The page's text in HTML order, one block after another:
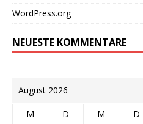
WordPress.org
NEUESTE KOMMENTARE
August 2026
M D M D